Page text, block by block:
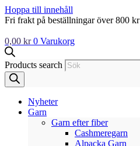
Hoppa till innehåll
Fri frakt på beställningar över 800 kr
0,00 kr 0 Varukorg
Products search
Nyheter
Garn
Garn efter fiber
Cashmeregarn
Alpacka Garn